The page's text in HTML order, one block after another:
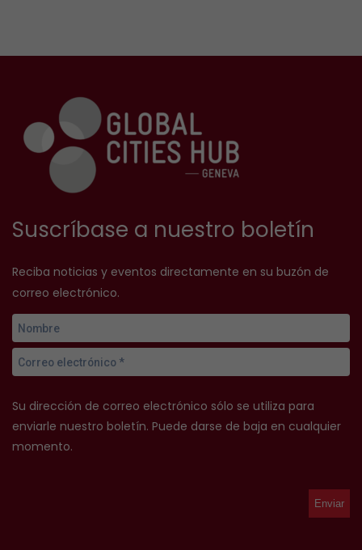
Suscríbase a nuestro boletín
Reciba noticias y eventos directamente en su buzón de
correo electrónico.
Su dirección de correo electrónico sólo se utiliza para
enviarle nuestro boletín. Puede darse de baja en cualquier
momento.